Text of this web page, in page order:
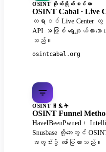
OSINT တိုက်ရိုက်စင်တာ
OSINT Cabal · Live
တရားဝင် Live Center တွ
API အဖြစ် ရွေးချယ်ထာ
သည်။
osintcabal.org
OSINT ዘዴት
OSINT Funnel
HaveIBeenPwned၊
Snusbase တို့ဘေးတွင်
အတွင်း၌ ဖော်ပြထားသည်။